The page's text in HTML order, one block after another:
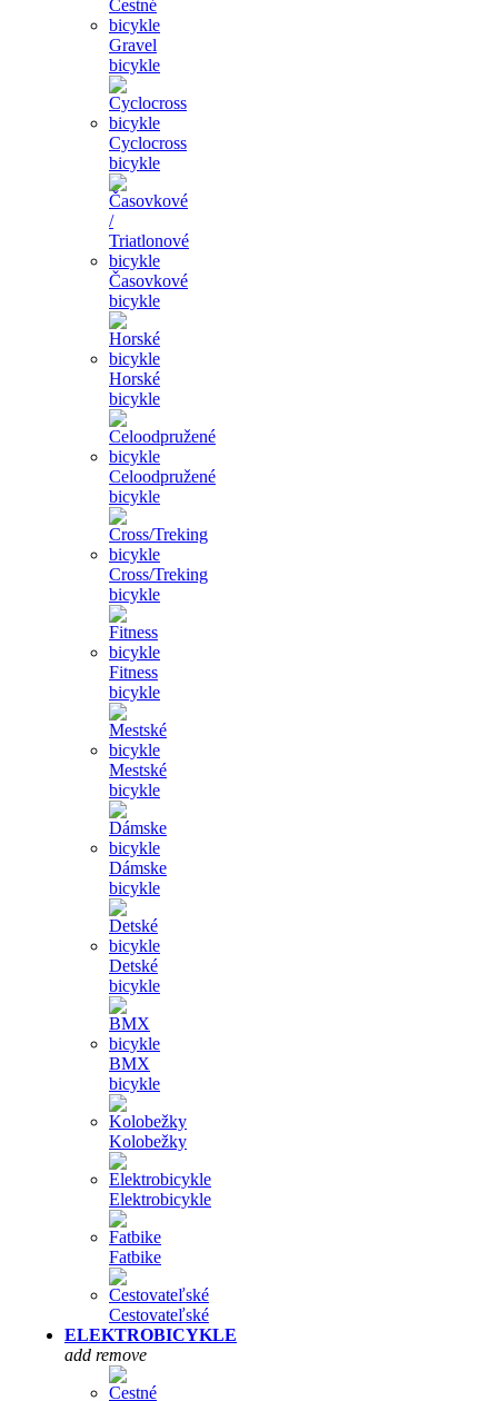
Gravel
bicykle
Cyclocross
bicykle
Časovkové
bicykle
Horské
bicykle
Celoodpružené
bicykle
Cross/Treking
bicykle
Fitness
bicykle
Mestské
bicykle
Dámske
bicykle
Detské
bicykle
BMX
bicykle
Kolobežky
Elektrobicykle
Fatbike
Cestovateľské
ELEKTROBICYKLE
add remove